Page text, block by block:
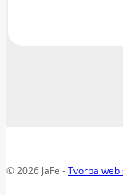
© 2026 JaFe -Tvorba web